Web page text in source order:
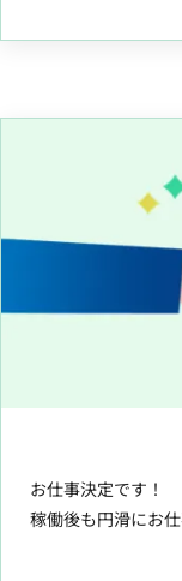
お仕事決定です！
稼働後も円滑にお